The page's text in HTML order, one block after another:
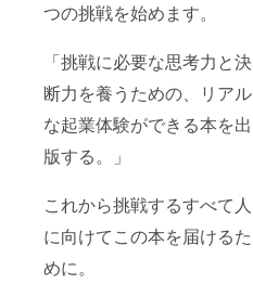
つの挑戦を始めます。
「挑戦に必要な思考力と決
断力を養うための、リアル
な起業体験ができる本を出
版する。」
これから挑戦するすべて人
に向けてこの本を届けるた
めに。